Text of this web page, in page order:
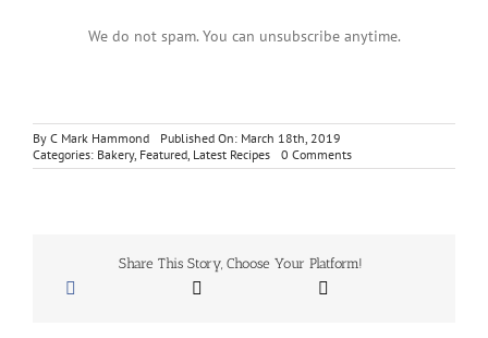
We do not spam. You can unsubscribe anytime.
By C Mark Hammond
Published On: March 18th, 2019
Categories: Bakery, Featured, Latest Recipes 0 Commentson
Strawberry
Share This Story, Choose Your Platform!